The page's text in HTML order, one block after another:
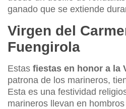
ganado que se extiende
Virgen del
Fuengirola
Estas fiestas en honor a la
patrona de los marineros,
Esta es una festividad
marineros llevan en